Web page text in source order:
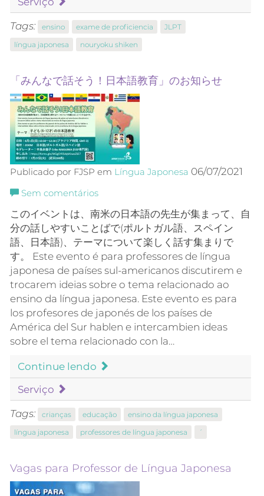
Tags: ensino exame de proficiencia
JLPT
língua japonesa
nouryoku shiken
「みんなで話そう！日本語教育」のお知らせ
Publicado por FJSP em Língua Japonesa 06/07/2021
Sem comentários
このイベントは、南米の日本語の先生が集まって、自
分の話しやすいことばで(ポルトガル語、スペイン
語、日本語)、テーマについて楽しく話す集まりで
す。 Este evento é para professores de língua
japonesa de países sul-americanos discutirem e
trocarem ideias sobre o tema relacionado ao
ensino da língua japonesa. Este evento es para
los profesores de japonés de los países de
América del Sur hablen e intercambien ideas
sobre el tema relacionado con la…
Continue lendo
Serviço
Tags: crianças educação
ensino da língua japonesa
língua japonesa
professores de língua japonesa ´
Vagas para Professor de Língua Japonesa